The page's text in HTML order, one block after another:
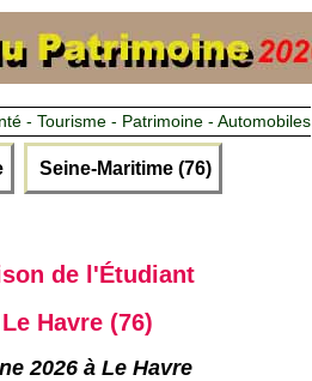
- Tourisme - Patrimoine - Automobiles
Seine-Maritime (76)
de l'Étudiant
Le Havre (76)
2026 à Le Havre